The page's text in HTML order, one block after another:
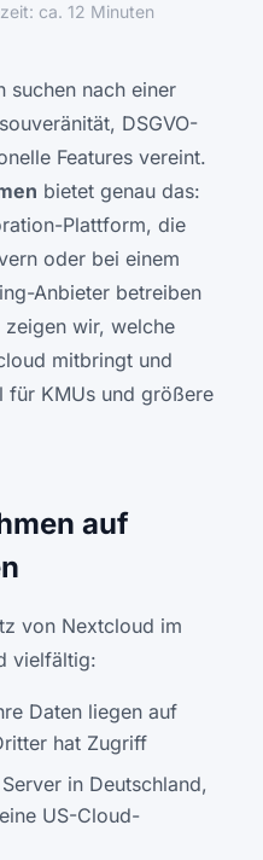
ca. 12 Minuten
suchen nach einer
DSGVO-
Features vereint.
bietet genau das:
Plattform, die
oder bei einem
Anbieter betreiben
wir, welche
mitbringt und
für KMUs und größere
auf
von Nextcloud im
vielfältig:
Daten liegen auf
hat Zugriff
Server in Deutschland,
US-Cloud-